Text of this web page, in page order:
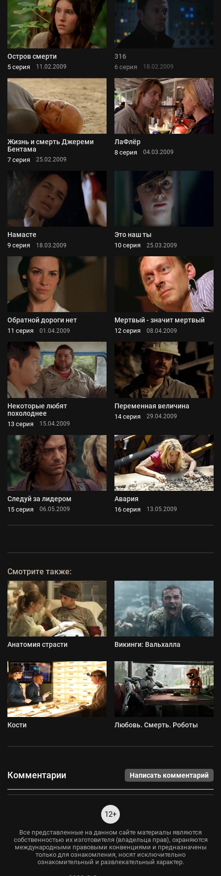
Остров смерти
5 серия 11.02.2009
316
6 серия 18.02.2009
Жизнь и смерть Джереми
Бентама
7 серия 25.02.2009
ЛаФлёр
8 серия 04.03.2009
Намасте
9 серия 18.03.2009
Это наш ты
10 серия 25.03.2009
Обратной дороги нет
11 серия 01.04.2009
Мертвый - значит мертвый
12 серия 08.04.2009
Некоторые любят
похолоднее
13 серия 15.04.2009
Переменная величина
14 серия 29.04.2009
Следуй за лидером
15 серия 06.05.2009
Авария
16 серия 13.05.2009
Смотрите также:
Анатомия страсти Викинги: Вальхалла
Кости Любовь. Смерть. Роботы
Комментарии Написать комментарий
12+
Все представленные на данном сайте материалы являются
собственностью их изготовителя (владельца прав), охраняются
международными правовыми конвенциями и предназначены
только для ознакомления, носят исключительно
ознакомительный и развлекательный характер.